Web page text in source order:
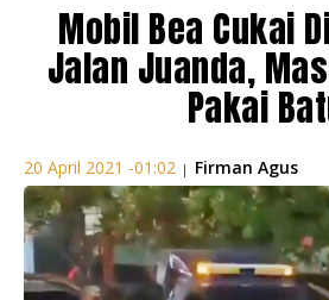
Mobil Bea Cukai
Jalan Juanda,
Pakai
20 April 2021 -01:02 | Firman Agus